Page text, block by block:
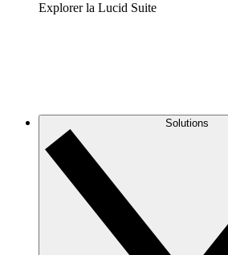
Explorer la Lucid Suite
Solutions